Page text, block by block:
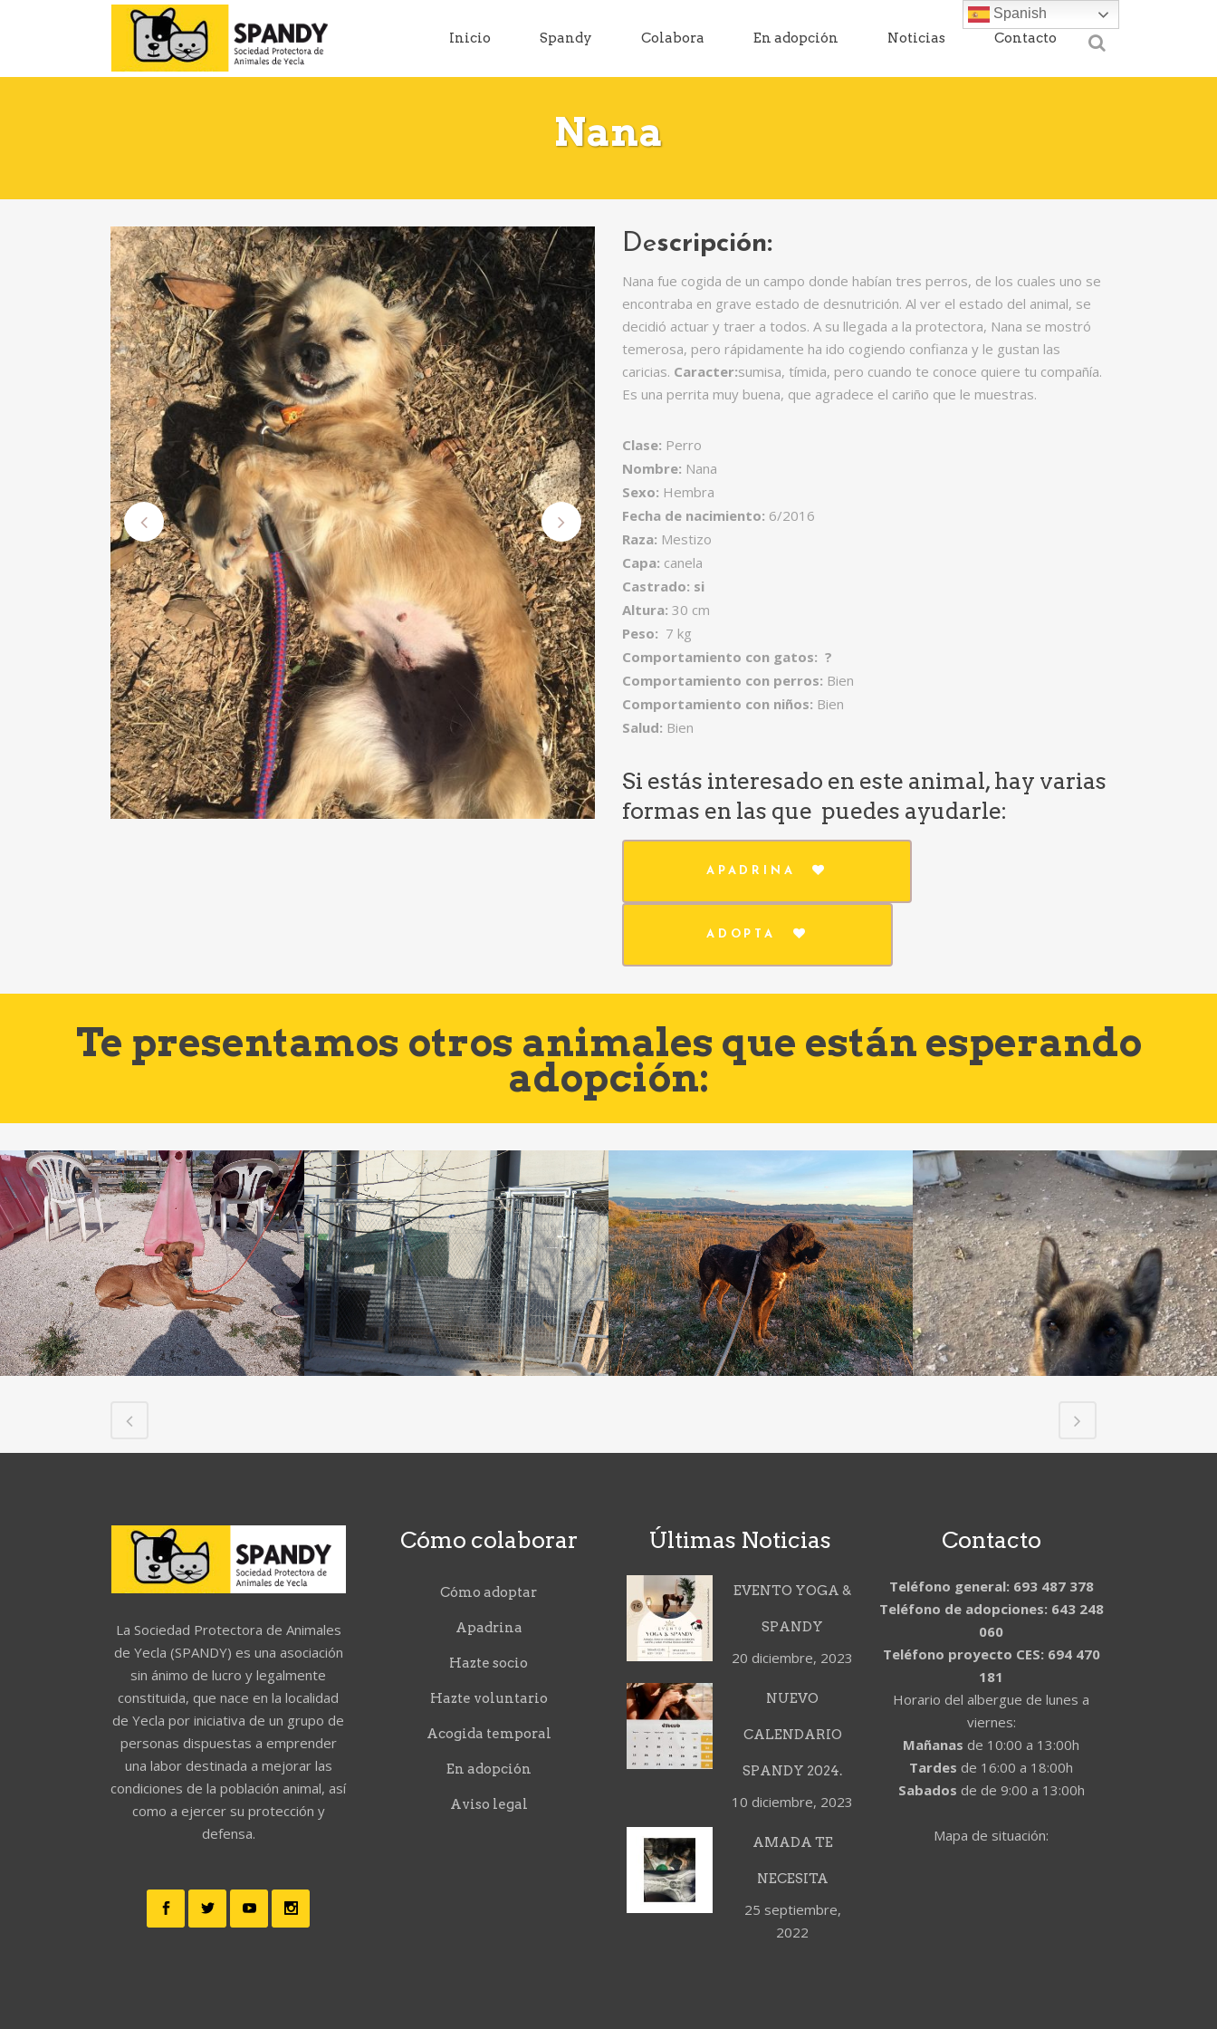
Inicio Spandy Colabora En adopción Noticias Contacto
Nana
Descripción:
Nana fue cogida de un campo donde habían tres perros, de los cuales uno se
encontraba en grave estado de desnutrición. Al ver el estado del animal, se
decidió actuar y traer a todos. A su llegada a la protectora, Nana se mostró
temerosa, pero rápidamente ha ido cogiendo confianza y le gustan las
caricias. Caracter:sumisa, tímida, pero cuando te conoce quiere tu compañía.
Es una perrita muy buena, que agradece el cariño que le muestras.
Clase: Perro
Nombre: Nana
Sexo: Hembra
Fecha de nacimiento: 6/2016
Raza: Mestizo
Capa: canela
Castrado: si
Altura: 30 cm
Peso: 7 kg
Comportamiento con gatos: ?
Comportamiento con perros: Bien
Comportamiento con niños: Bien
Salud: Bien
Si estás interesado en este animal, hay varias
formas en las que puedes ayudarle:
APADRINA
ADOPTA
Te presentamos otros animales que están esperando
adopción:
La Sociedad Protectora de Animales
de Yecla (SPANDY) es una asociación
sin ánimo de lucro y legalmente
constituida, que nace en la localidad
de Yecla por iniciativa de un grupo de
personas dispuestas a emprender
una labor destinada a mejorar las
condiciones de la población animal, así
como a ejercer su protección y
defensa.
Cómo colaborar
Cómo adoptar
Apadrina
Hazte socio
Hazte voluntario
Acogida temporal
En adopción
Aviso legal
Últimas Noticias
EVENTO YOGA &
SPANDY
20 diciembre, 2023
NUEVO
CALENDARIO
SPANDY 2024.
10 diciembre, 2023
AMADA TE
NECESITA
25 septiembre,
2022
Contacto
Teléfono general: 693 487 378
Teléfono de adopciones: 643 248
060
Teléfono proyecto CES: 694 470
181
Horario del albergue de lunes a
viernes:
Mañanas de 10:00 a 13:00h
Tardes de 16:00 a 18:00h
Sabados de de 9:00 a 13:00h
Mapa de situación:
Spanish